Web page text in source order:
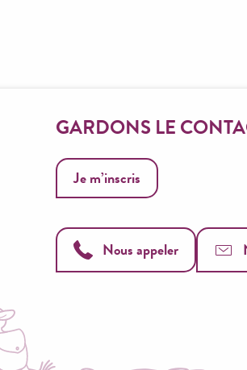
GARDONS LE
Je m’inscris
Nous appeler